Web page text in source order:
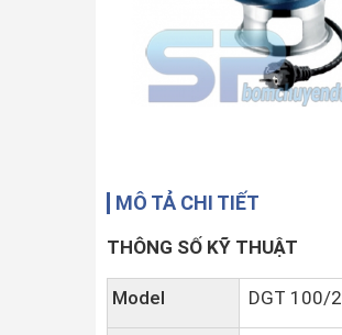
MÔ TẢ CHI TIẾT
THÔNG SỐ KỸ THUẬT
Model DGT 100/2